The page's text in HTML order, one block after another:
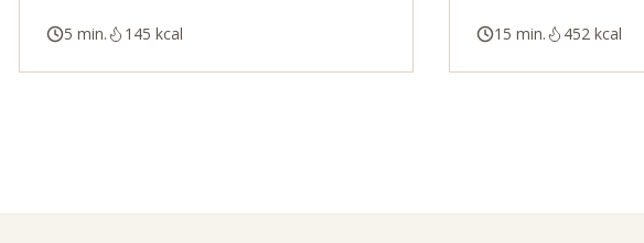
5 min. 145 kcal 15 min. 452 kcal